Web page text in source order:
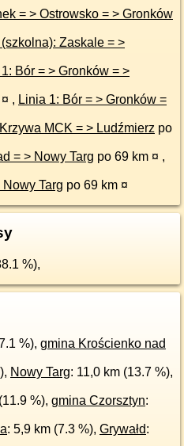
Zaskale = >
= > Gronków = >
, Linia 1: Bór = > Gronków =
> Ostrowsko = > Rynek = > Krzywa MCK = > Ludźmierz po
MLD – A45: Poprad = > Nowy Targ po 69 km ¤ ,
MLD – A15: Chochołów = > Nowy Targ po 69 km ¤
%),
%), gmina Krościenko nad
Nowy Targ: 11,0 km (13.7 %),
%), gmina Czorsztyn:
: 5,9 km (7.3 %), Grywałd: